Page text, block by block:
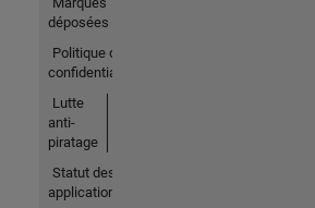
déposées
Politique de
confidentialité
Lutte
anti-
piratage
Statut des
applications